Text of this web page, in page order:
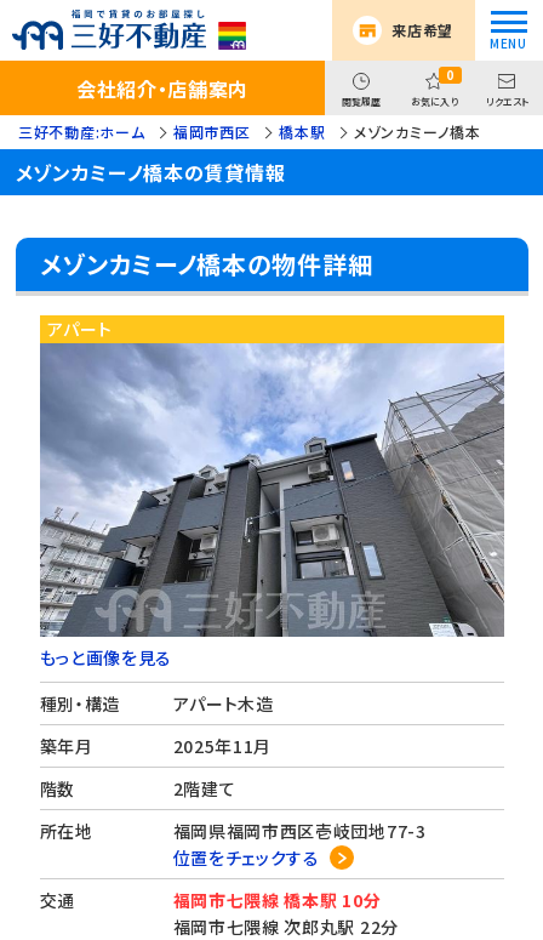
来店希望
会社紹介・店舗案内 閲覧履歴
0
お気に入り リクエスト
三好不動産:ホーム 福岡市西区 橋本駅 メゾンカミーノ橋本
メゾンカミーノ橋本の賃貸情報
メゾンカミーノ橋本の物件詳細
アパート
もっと画像を見る
種別・構造
アパート木造
築年月
2025年11月
階数
2階建て
所在地
福岡県福岡市西区壱岐団地77-3
位置をチェックする
交通
福岡市七隈線 橋本駅 10分
福岡市七隈線 次郎丸駅 22分